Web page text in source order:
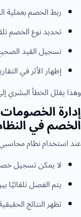
ربط الخصم بعملية
تحديد نوع الخصم
تسجيل القيد
إظهار الأثر في
وهذا يقلل الخطأ البشري
إدارة
الخصم في
عند استخدام نظام
لا يمكن تسجيل
يتم الفصل تلقائيًا
تظهر النتائج